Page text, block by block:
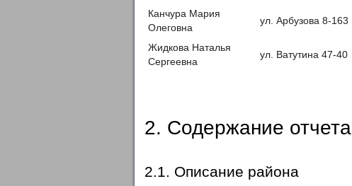
Канчура Мария
Олеговна
ул. Арбузова 8-163
Жидкова Наталья
Сергеевна
ул. Ватутина 47-40
2. Содержание отчета
2.1. Описание района